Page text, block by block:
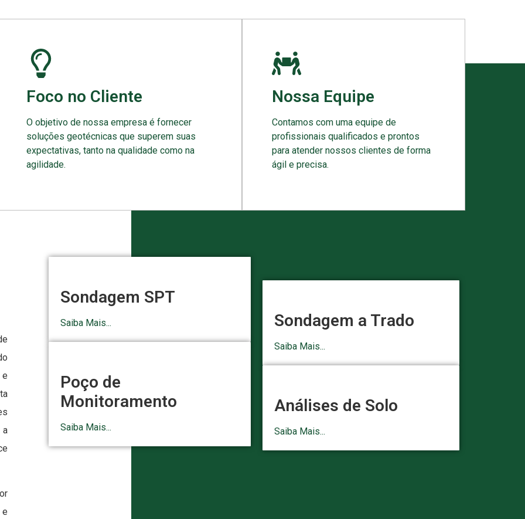
Foco no Cliente
O objetivo de nossa empresa é fornecer
soluções geotécnicas que superem suas
expectativas, tanto na qualidade como na
agilidade.
Nossa Equipe
Contamos com uma equipe de
profissionais qualificados e prontos
para atender nossos clientes de forma
ágil e precisa.
e
a
Sondagem SPT
Saiba Mais...
Poço de
Monitoramento
Saiba Mais...
Sondagem a Trado
Saiba Mais...
Análises de Solo
Saiba Mais...